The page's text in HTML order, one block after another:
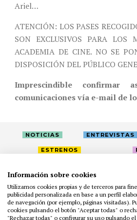
Ariel…
ATENCIÓN: LOS PASES
SON EXCLUSIVOS PARA LOS
ACADEMIA DE CINE. NO SE
DISPOSICIÓN DEL PÚBLICO
Imprescindible confirmar
comunicaciones vía e-mail de
NOTICIAS ENTREVISTAS
ESTRENOS
PRENSA
FUNDACIÓN
BIBLIOTECA
Información sobre cookies
Utilizamos cookies propias y de terceros para
publicidad personalizada en base a un perfil
de navegación (por ejemplo, páginas visitadas).
cookies pulsando el botón "Aceptar todas" o
"Rechazar todas" o configurar su uso pulsando